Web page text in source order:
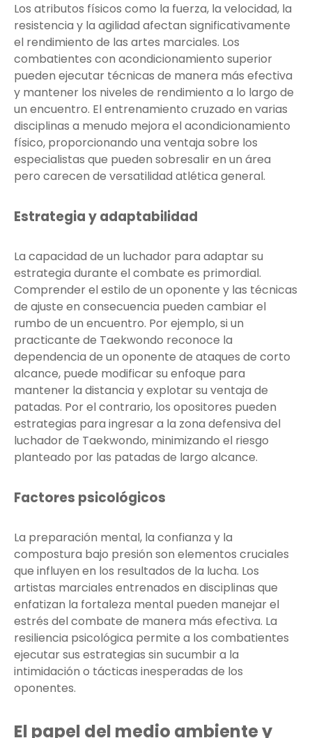
Los atributos físicos como la fuerza, la velocidad, la
resistencia y la agilidad afectan significativamente
el rendimiento de las artes marciales. Los
combatientes con acondicionamiento superior
pueden ejecutar técnicas de manera más efectiva
y mantener los niveles de rendimiento a lo largo de
un encuentro. El entrenamiento cruzado en varias
disciplinas a menudo mejora el acondicionamiento
físico, proporcionando una ventaja sobre los
especialistas que pueden sobresalir en un área
pero carecen de versatilidad atlética general.
Estrategia y adaptabilidad
La capacidad de un luchador para adaptar su
estrategia durante el combate es primordial.
Comprender el estilo de un oponente y las técnicas
de ajuste en consecuencia pueden cambiar el
rumbo de un encuentro. Por ejemplo, si un
practicante de Taekwondo reconoce la
dependencia de un oponente de ataques de corto
alcance, puede modificar su enfoque para
mantener la distancia y explotar su ventaja de
patadas. Por el contrario, los opositores pueden
estrategias para ingresar a la zona defensiva del
luchador de Taekwondo, minimizando el riesgo
planteado por las patadas de largo alcance.
Factores psicológicos
La preparación mental, la confianza y la
compostura bajo presión son elementos cruciales
que influyen en los resultados de la lucha. Los
artistas marciales entrenados en disciplinas que
enfatizan la fortaleza mental pueden manejar el
estrés del combate de manera más efectiva. La
resiliencia psicológica permite a los combatientes
ejecutar sus estrategias sin sucumbir a la
intimidación o tácticas inesperadas de los
oponentes.
El papel del medio ambiente y